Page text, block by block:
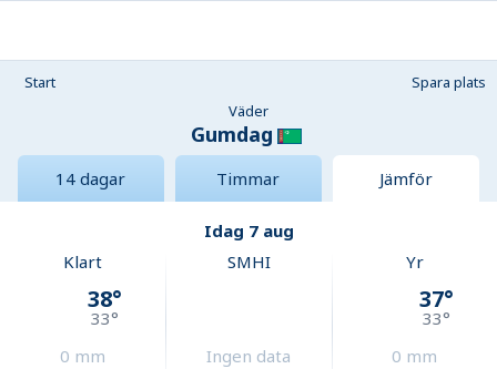
Start
Spara plats
Väder
Gumdag
14 dagar Timmar Jämför
Idag 7 aug
Klart
38°
33°
0 mm
SMHI
Ingen data
Yr
37°
33°
0 mm